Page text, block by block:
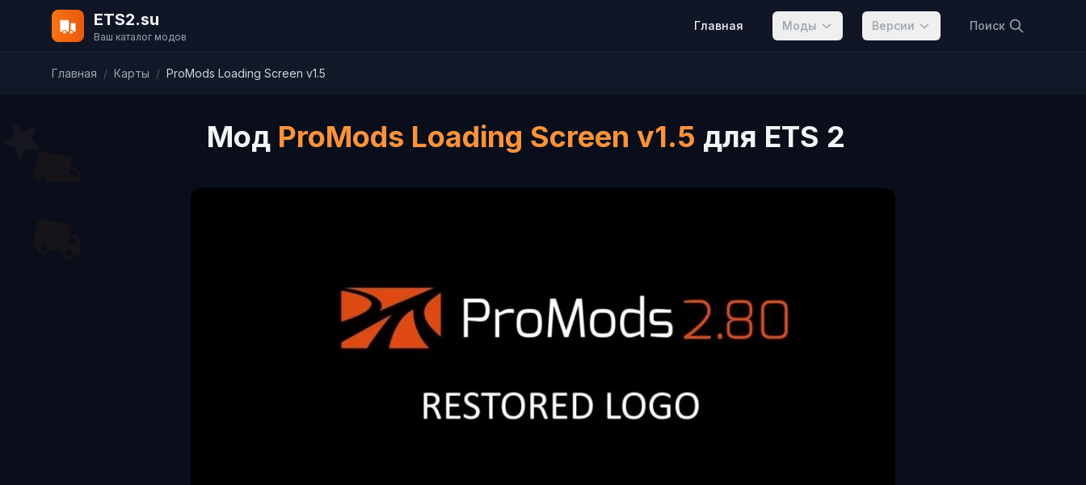
ETS2.su
Ваш каталог модов
Главная Моды Версии Поиск
Главная / Карты / ProMods Loading Screen v1.5
Мод ProMods Loading Screen v1.5 для ETS 2